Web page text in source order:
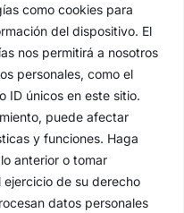
como cookies para
del dispositivo. El
nos permitirá a nosotros
personales, como el
ID únicos en este sitio.
puede afectar
y funciones. Haga
anterior o tomar
de su derecho
datos personales
Hermandad
de Nuestro Padre